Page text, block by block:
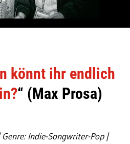
könnt ihr endlich
“ (Max Prosa)
Indie-Songwriter-Pop |